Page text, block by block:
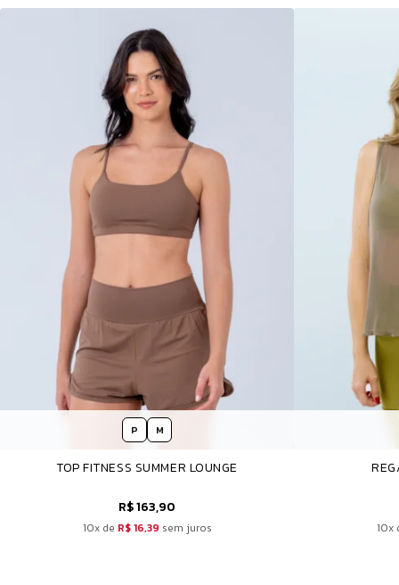
P M
TOP FITNESS SUMMER LOUNGE
R$ 163,90
10x de R$ 16,39 sem juros 10x